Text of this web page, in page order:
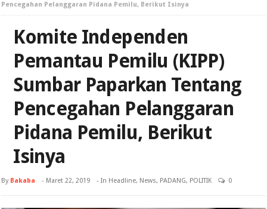
Pencegahan Pelanggaran Pidana Pemilu, Berikut Isinya
Komite Independen
Pemantau Pemilu (KIPP)
Sumbar Paparkan Tentang
Pencegahan Pelanggaran
Pidana Pemilu, Berikut
Isinya
By Bakaba - Maret 22, 2019 - In Headline, News, PADANG, POLITIK 0